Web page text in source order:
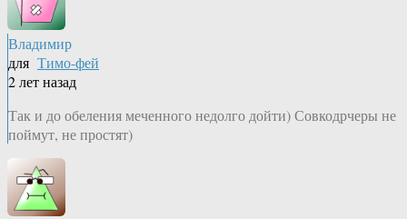
Владимир
для Тимо-фей
2 лет назад
Так и до обеления меченного недолго дойти) Совкодрчеры не
поймут, не простят)